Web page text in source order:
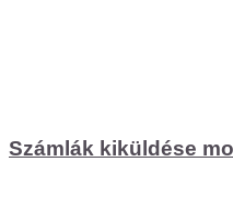
Számlák kiküldése